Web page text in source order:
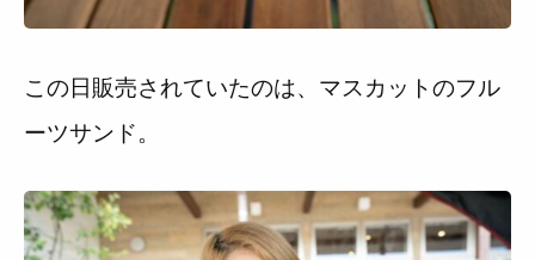
この日販売されていたのは、マスカットのフル
ーツサンド。